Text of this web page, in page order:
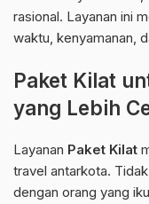
rasional. Layanan ini
waktu, kenyamanan,
Paket Kilat
yang Lebih
Layanan Paket Kilat
travel antarkota.
dengan orang yang